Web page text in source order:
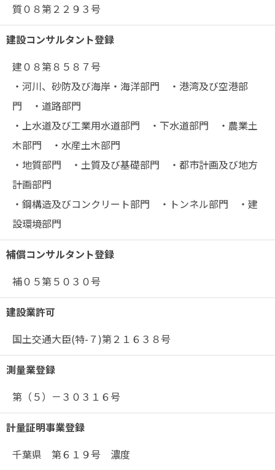
質０８第２２９３号
建設コンサルタント登録
建０８第８５８７号
・河川、砂防及び海岸・海洋部門 ・港湾及び空港部
門 ・道路部門
・上水道及び工業用水道部門 ・下水道部門 ・農業土
木部門 ・水産土木部門
・地質部門 ・土質及び基礎部門 ・都市計画及び地方
計画部門
・鋼構造及びコンクリート部門 ・トンネル部門 ・建
設環境部門
補償コンサルタント登録
補０５第５０３０号
建設業許可
国土交通大臣(特-７)第２１６３８号
測量業登録
第（５）－３０３１６号
計量証明事業登録
千葉県 第６１９号 濃度